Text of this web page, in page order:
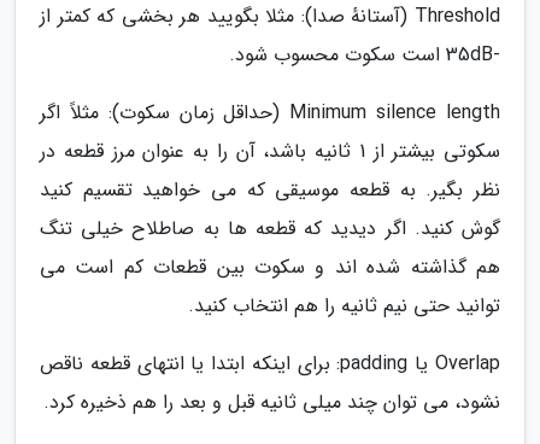
Threshold (آستانهٔ صدا): مثلا بگویید هر بخشی که کمتر از
-35dB است سکوت محسوب شود.
Minimum silence length (حداقل زمان سکوت): مثلاً اگر
سکوتی بیشتر از 1 ثانیه باشد، آن را به عنوان مرز قطعه در
نظر بگیر. به قطعه موسیقی که می خواهید تقسیم کنید
گوش کنید. اگر دیدید که قطعه ها به صاطلاح خیلی تنگ
هم گذاشته شده اند و سکوت بین قطعات کم است می
توانید حتی نیم ثانیه را هم انتخاب کنید.
Overlap یا padding: برای اینکه ابتدا یا انتهای قطعه ناقص
نشود، می توان چند میلی ثانیه قبل و بعد را هم ذخیره کرد.